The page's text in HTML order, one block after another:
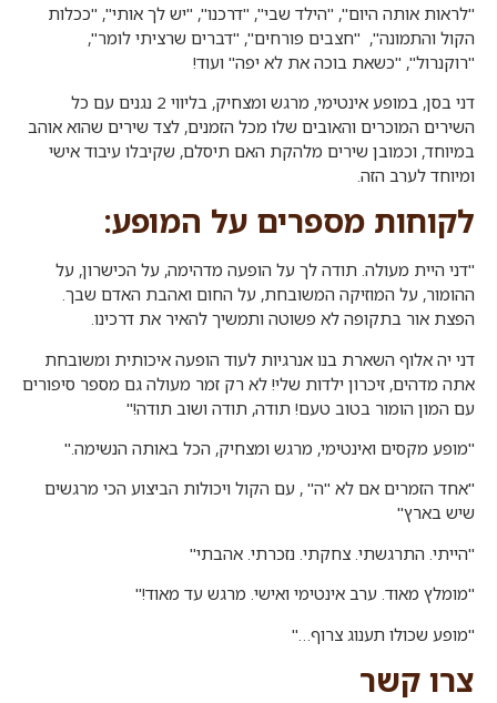
"לראות אותה היום", "הילד שבי", "דרכנו", "יש לך אותי", "ככלות
הקול והתמונה", "חצבים פורחים", "דברים שרציתי לומר",
"רוקנרול", "כשאת בוכה את לא יפה" ועוד!
​דני בסן, במופע אינטימי, מרגש ומצחיק, בליווי 2 נגנים עם כל
השירים המוכרים והאובים שלו מכל הזמנים, לצד שירים שהוא אוהב
במיוחד, וכמובן שירים מלהקת האם תיסלם, שקיבלו עיבוד אישי
ומיוחד לערב הזה.
לקוחות מספרים על המופע:
​"דני היית מעולה. תודה לך על הופעה מדהימה, על הכישרון, על
ההומור, על המוזיקה המשובחת, על החום ואהבת האדם שבך.
הפצת אור בתקופה לא פשוטה ותמשיך להאיר את דרכינו.
דני יה אלוף השארת בנו אנרגיות לעוד הופעה איכותית ומשובחת
אתה מדהים, זיכרון ילדות שלי! לא רק זמר מעולה גם מספר סיפורים
עם המון הומור בטוב טעם! תודה, תודה ושוב תודה!"
​"מופע מקסים ואינטימי, מרגש ומצחיק, הכל באותה הנשימה."
​"אחד הזמרים אם לא "ה" , עם הקול ויכולות הביצוע הכי מרגשים
שיש בארץ"
"הייתי. התרגשתי. צחקתי. נזכרתי. אהבתי"
"מומלץ מאוד. ערב אינטימי ואישי. מרגש עד מאוד!"
"מופע שכולו תענוג צרוף…"
​צרו קשר